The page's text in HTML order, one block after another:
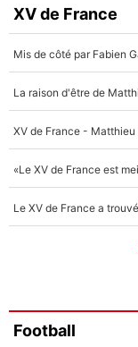
Faris Moumbagna
4%
Un autre joueur
5%
XV de France
Football